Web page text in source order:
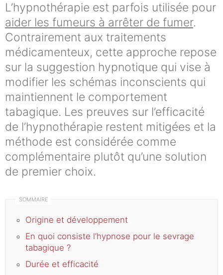
L’hypnothérapie est parfois utilisée pour
aider les fumeurs à arrêter de fumer.
Contrairement aux traitements
médicamenteux, cette approche repose
sur la suggestion hypnotique qui vise à
modifier les schémas inconscients qui
maintiennent le comportement
tabagique. Les preuves sur l’efficacité
de l’hypnothérapie restent mitigées et la
méthode est considérée comme
complémentaire plutôt qu’une solution
de premier choix.
Origine et développement
En quoi consiste l’hypnose pour le sevrage
tabagique ?
Durée et efficacité